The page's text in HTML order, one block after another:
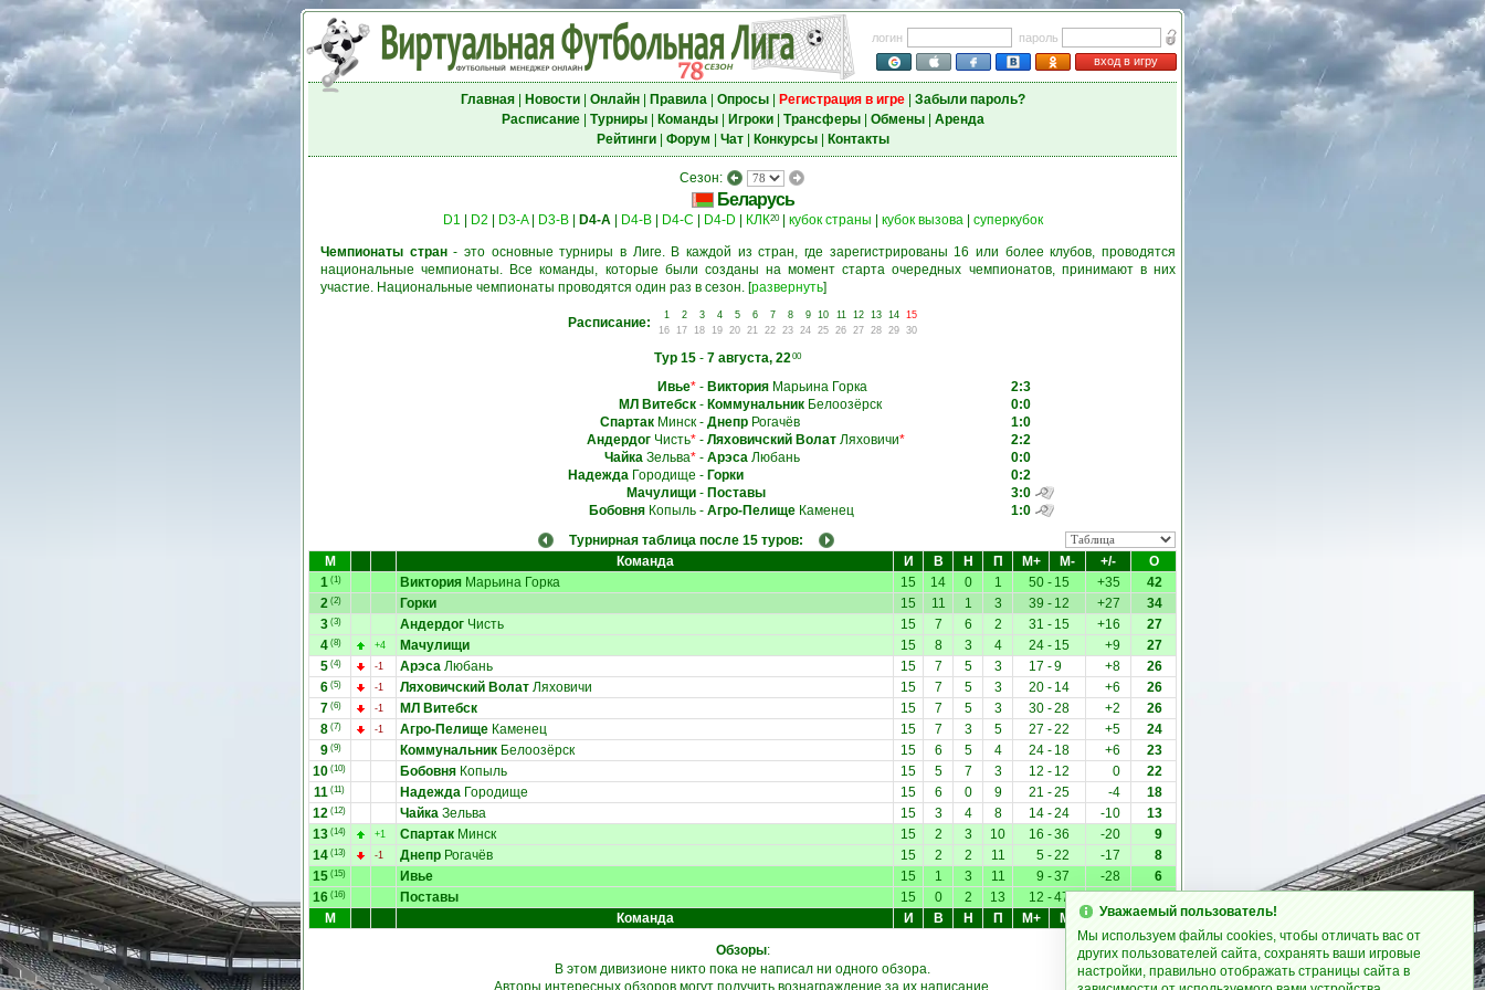
логин
пароль
вход в игру
Главная| Новости| Онлайн| Правила| Опросы| Регистрация в игре| Забыли пароль?
Расписание| Турниры| Команды| Игроки| Трансферы| Обмены| Аренда
Рейтинги| Форум Чат| Конкурсы| Контакты
Сезон:
Беларусь
D1 D2 D3-A| D3-B| D4-A| D4-B| D4-C D4-D КЛК20| кубок страны кубок вызова| суперкубок
Чемпионаты стран- это основные турниры в Лиге. В каждой из стран, где зарегистрированы 16 или более клубов, проводятся
национальные чемпионаты. Все команды, которые были созданы на момент старта очередных чемпионатов, принимают в них
участие. Национальные чемпионаты проводятся один раз в сезон. [развернуть]
Расписание: 1 2 3 4 5 6 7 8 9 10 11 12 13 14
15
16
17 18 19 20 21 22 23 24 25 26 27 28 29 30
Тур 15- 7 августа, 2200
Ивье*- ВикторияМарьина Горка
2:3
МЛ Витебск- КоммунальникБелоозёрск
0:0
СпартакМинск- ДнепрРогачёв
1:0
АндердогЧисть*- Ляховичский ВолатЛяховичи*
2:2
ЧайкаЗельва*- АрэсаЛюбань
0:0
НадеждаГородище - Горки
0:2
Мачулищи- Поставы
3:0
БобовняКопыль- Агро-ПелищеКаменец
1:0
Турнирная таблица после 15 туров:
М
Команда И В Н П М+ М- +/-
О
1 (1) Виктория Марьина Горка 15 14 0 1 50 - 15 +35
42
2 (2) Горки 15 11 1 3 39 - 12 +27
34
3 (3) Андердог Чисть 15 7 6 2 31 - 15 +16
27
4 (8) +4 Мачулищи 15 8 3 4 24 - 15 +9
27
5 (4) -1 Арэса Любань 15 7 5 3 17 -9 +8
26
6 (5) -1 Ляховичский Волат Ляховичи 15 7 5 3 20 - 14 +6
26
7 (6) -1 МЛ Витебск 15 7 5 3 30 -28 +2
26
8 (7) -1 Агро-Пелище Каменец 15 7 3 5 27 -22 +5
24
9 (9) Коммунальник Белоозёрск 15 6 5 4 24 - 18 +6
23
10 (10) Бобовня Копыль 15 5 7 3 12 - 12 0
22
11 (11) Надежда Городище 15 6 0 9 21 -25 -4
18
12 (12) Чайка Зельва 15 3 4 8 14 -24 -10
13
13 (14) +1 Спартак Минск 15 2 3 10 16 -36 -20
9
14 (13) -1 Днепр Рогачёв 15 2 2 11 5 -22 -17
8
15 (15) Ивье 15 1 3 11 9 -37 -28
6
16 (16) Поставы 15 0 2 13 12 -47
М
Команда И В Н П М+ М- +/- О
Обзоры:
В этом дивизионе никто пока не написал ни одного обзора.
Авторы интересных обзоров могут получить вознаграждение за их написание.
Уважаемый пользователь!
Мы используем файлы cookies, чтобы отличать вас от
других пользователей сайта, сохранять ваши игровые
настройки, правильно отображать страницы сайта в